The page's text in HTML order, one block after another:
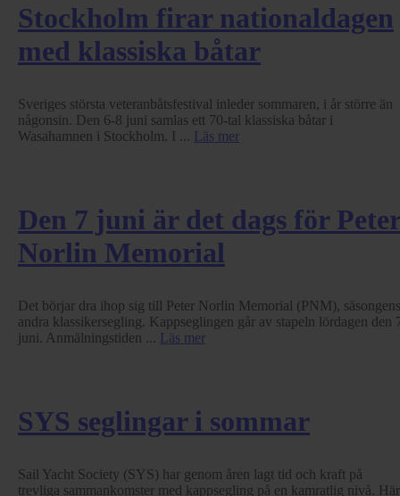
Stockholm firar nationaldagen
med klassiska båtar
Sveriges största veteranbåtsfestival inleder sommaren, i år större än
någonsin. Den 6-8 juni samlas ett 70-tal klassiska båtar i
Wasahamnen i Stockholm. I ... Läs mer
Den 7 juni är det dags för
Norlin Memorial
Det börjar dra ihop sig till Peter Norlin Memorial (PNM), säsongens
andra klassikersegling. Kappseglingen går av stapeln lördagen den
juni. Anmälningstiden ... Läs mer
SYS seglingar i sommar
Sail Yacht Society (SYS) har genom åren lagt tid och kraft på
trevliga sammankomster med kappsegling på en kamratlig nivå. Här